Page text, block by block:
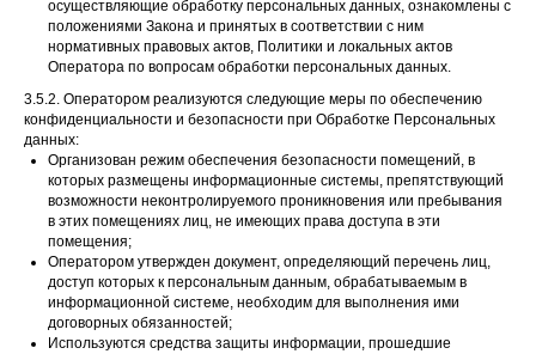
осуществляющие обработку персональных данных, ознакомлены с
положениями Закона и принятых в соответствии с ним
нормативных правовых актов, Политики и локальных актов
Оператора по вопросам обработки персональных данных.
3.5.2. Оператором реализуются следующие меры по обеспечению
конфиденциальности и безопасности при Обработке Персональных
данных:
Организован режим обеспечения безопасности помещений, в
которых размещены информационные системы, препятствующий
возможности неконтролируемого проникновения или пребывания
в этих помещениях лиц, не имеющих права доступа в эти
помещения;
Оператором утвержден документ, определяющий перечень лиц,
доступ которых к персональным данным, обрабатываемым в
информационной системе, необходим для выполнения ими
договорных обязанностей;
Используются средства защиты информации, прошедшие